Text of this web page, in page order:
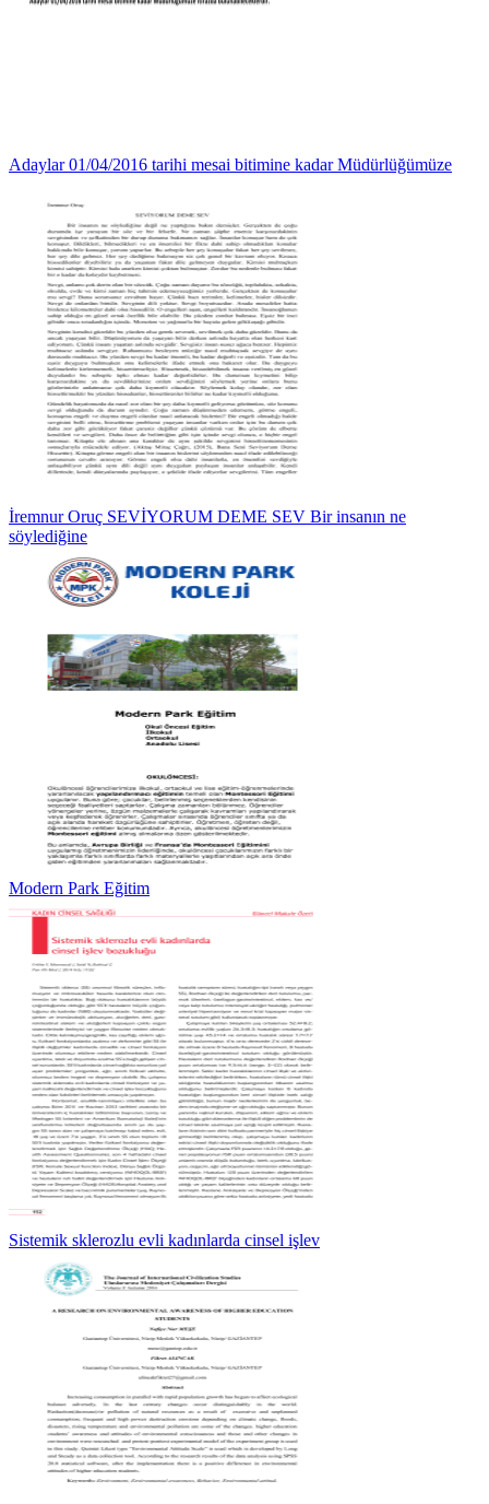
Adaylar 01/04/2016 tarihi mesai bitimine kadar Müdürlüğümüze
İremnur Oruç SEVİYORUM DEME SEV Bir insanın ne
söylediğine
Modern Park Eğitim
Sistemik sklerozlu evli kadınlarda cinsel işlev